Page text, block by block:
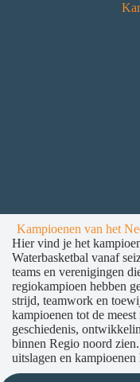
Kampioenen van het
Hier vind je het
Waterbasketbal vanaf
teams en verenigingen
regiokampioen hebben
strijd, teamwork en
kampioenen tot de
geschiedenis,
binnen Regio noord
uitslagen en kampioenen